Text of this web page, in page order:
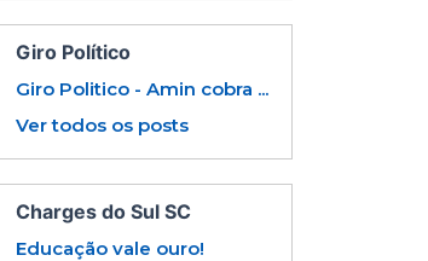
Giro Político
Giro Politico - Amin cobra ...
Ver todos os posts
Charges do Sul SC
Educação vale ouro!